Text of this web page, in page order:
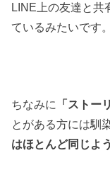
LINE上の友達と共
ているみたいです。
ちなみに 「ストー
とがある方には馴
はほとんど同じよ